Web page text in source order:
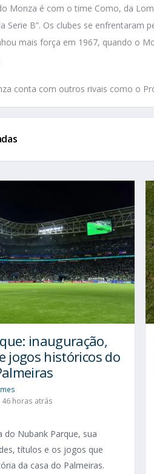
Monza é com o time Como, da
Serie B”. Os clubes se
mais força em 1967, quando o
conta com outros rivais como o
inauguração,
jogos históricos do
horas atrás
do Nubank Parque, sua
títulos e os jogos que
da casa do Palmeiras.